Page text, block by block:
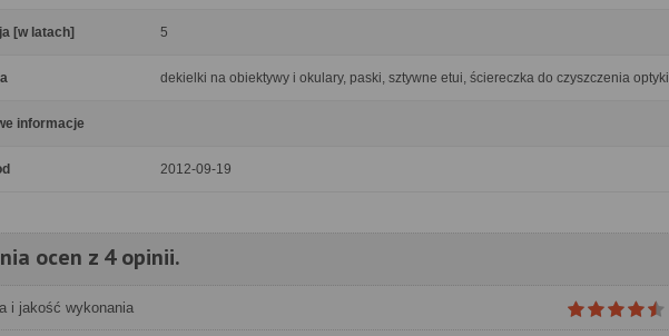
[w latach] 5
dekielki na obiektywy i okulary, paski, sztywne etui, ściereczka do czyszczenia optyki
informacje
2012-09-19
ocen z 4 opinii.
i jakość wykonania